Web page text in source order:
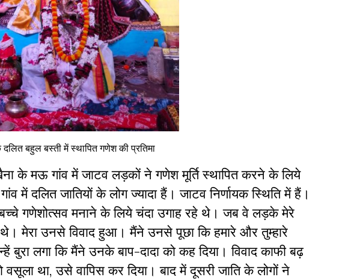
दलित बहुल बस्ती में स्थापित गणेश की प्रतिमा
के मऊ गांव में जाटव लड़कों ने गणेश मूर्ति स्थापित करने के लिये
में दलित जातियों के लोग ज्यादा हैं। जाटव निर्णायक स्थिति में हैं।
गणेशोत्सव मनाने के लिये चंदा उगाह रहे थे। जब वे लड़के मेरे
मेरा उनसे विवाद हुआ। मैंने उनसे पूछा कि हमारे और तुम्हारे
बुरा लगा कि मैंने उनके बाप-दादा को कह दिया। विवाद काफी बढ़
था, उसे वापिस कर दिया। बाद में दूसरी जाति के लोगों ने